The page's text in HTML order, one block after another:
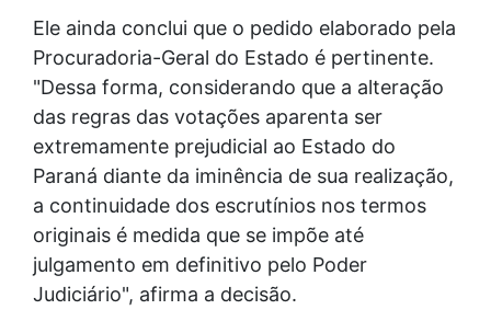
Ele ainda conclui que o pedido elaborado pela
Procuradoria-Geral do Estado é pertinente.
"Dessa forma, considerando que a alteração
das regras das votações aparenta ser
extremamente prejudicial ao Estado do
Paraná diante da iminência de sua realização,
a continuidade dos escrutínios nos termos
originais é medida que se impõe até
julgamento em definitivo pelo Poder
Judiciário", afirma a decisão.